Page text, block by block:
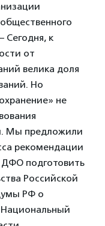
Сегодня, к
от
велика доля
Но
не
Мы предложили
рекомендации
ДФО подготовить
Российской
РФ о